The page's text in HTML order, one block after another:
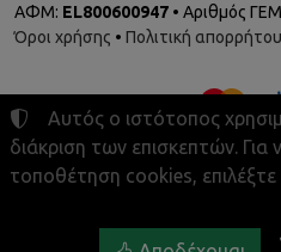
ΑΦΜ: EL800600947 • Αριθμός
Όροι χρήσης • Πολιτική απορρήτου
Αυτός ο ιστότοπος
διάκριση των επισκεπτών. Για
τοποθέτηση cookies, επιλέξτε